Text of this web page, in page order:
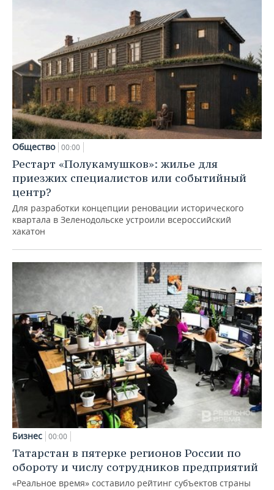
Общество 00:00
Рестарт «Полукамушков»: жилье для
приезжих специалистов или событийный
центр?
Для разработки концепции реновации исторического
квартала в Зеленодольске устроили всероссийский
хакатон
Бизнес 00:00
Татарстан в пятерке регионов России по
обороту и числу сотрудников предприятий
«Реальное время» составило рейтинг субъектов страны